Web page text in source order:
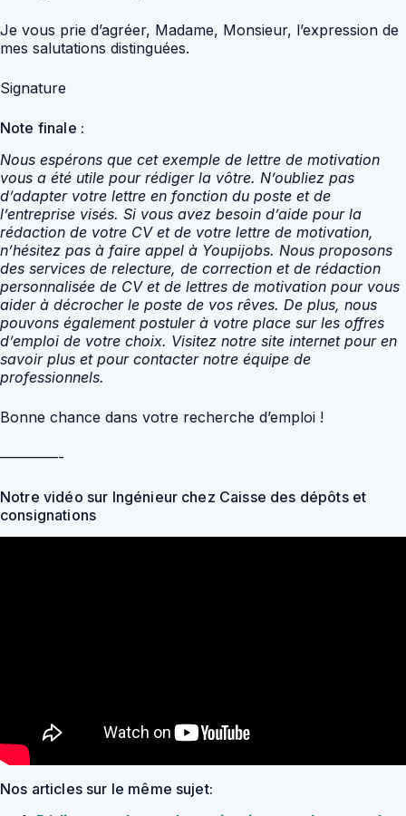
Je vous prie d’agréer, Madame, Monsieur, l’expression de
mes salutations distinguées.
Signature
Note finale :
Nous espérons que cet exemple de lettre de motivation
vous a été utile pour rédiger la vôtre. N’oubliez pas
d’adapter votre lettre en fonction du poste et de
l’entreprise visés. Si vous avez besoin d’aide pour la
rédaction de votre CV et de votre lettre de motivation,
n’hésitez pas à faire appel à Youpijobs. Nous proposons
des services de relecture, de correction et de rédaction
personnalisée de CV et de lettres de motivation pour vous
aider à décrocher le poste de vos rêves. De plus, nous
pouvons également postuler à votre place sur les offres
d’emploi de votre choix. Visitez notre site internet pour en
savoir plus et pour contacter notre équipe de
professionnels.
Bonne chance dans votre recherche d’emploi !
————-
Notre vidéo sur Ingénieur chez Caisse des dépôts et
consignations
Nos articles sur le même sujet: